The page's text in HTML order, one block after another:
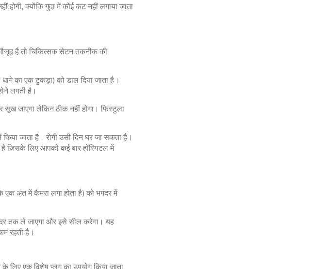
क्योंकि गुदा में कोई कट नहीं लगाया जाता
है तो चिकित्सक सेटन तकनीक की
का एक टुकड़ा) को डाल दिया जाता है।
लगती है।
सूख जाएगा लेकिन ठीक नहीं होगा। फिस्टुला
जाता है। रोगी उसी दिन घर जा सकता है।
जिसके लिए आपको कई बार हॉस्पिटल में
अंत में कैमरा लगा होता है) को भगंदर में
तक ले जाएगा और इसे सील करेगा। यह
रहती है।
एक विशेष प्लग का उपयोग किया जाता